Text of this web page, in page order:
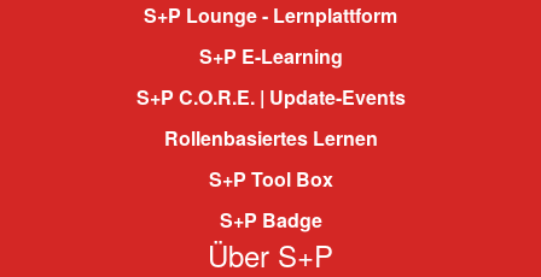
S+P Lounge - Lernplattform
S+P E-Learning
S+P C.O.R.E. | Update-Events
Rollenbasiertes Lernen
S+P Tool Box
S+P Badge
Über S+P